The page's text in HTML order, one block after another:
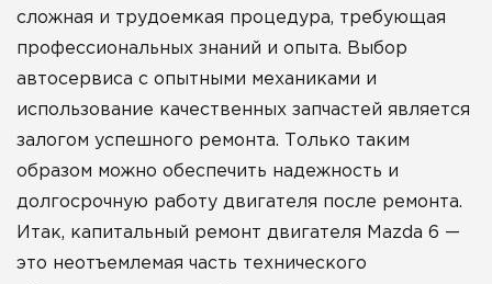
сложная и трудоемкая процедура, требующая
профессиональных знаний и опыта. Выбор
автосервиса с опытными механиками и
использование качественных запчастей является
залогом успешного ремонта. Только таким
образом можно обеспечить надежность и
долгосрочную работу двигателя после ремонта.
Итак, капитальный ремонт двигателя Mazda 6 —
это неотъемлемая часть технического